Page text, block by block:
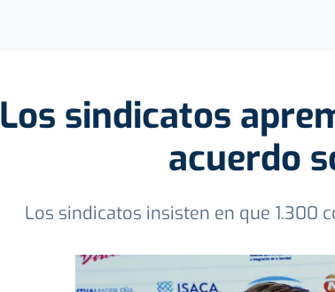
Los sindicatos
acuerdo
Los sindicatos insisten en que 1.300